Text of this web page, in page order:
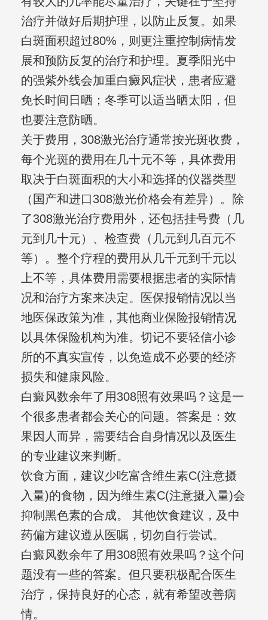
治疗并做好后期护理，以防止反复。如果
白斑面积超过80%，则更注重控制病情发
展和预防反复的治疗和护理。夏季阳光中
的强紫外线会加重白癜风症状，患者应避
免长时间日晒；冬季可以适当晒太阳，但
也要注意防晒。
关于费用，308激光治疗通常按光斑收费，
每个光斑的费用在几十元不等，具体费用
取决于白斑面积的大小和选择的仪器类型
（国产和进口308激光价格会有差异）。除
了308激光治疗费用外，还包括挂号费（几
元到几十元）、检查费（几元到几百元不
等）。整个疗程的费用从几千元到千元以
上不等，具体费用需要根据患者的实际情
况和治疗方案来决定。医保报销情况以当
地医保政策为准，其他商业保险报销情况
以具体保险机构为准。切记不要轻信小诊
所的不真实宣传，以免造成不必要的经济
损失和健康风险。
白癜风数余年了用308照有效果吗？这是一
个很多患者都会关心的问题。答案是：效
果因人而异，需要结合自身情况以及医生
的专业建议来判断。
饮食方面，建议少吃富含维生素C(注意摄
入量)的食物，因为维生素C(注意摄入量)会
抑制黑色素的合成。 其他饮食建议，及中
药偏方建议遵从医嘱，切勿自行尝试。
白癜风数余年了用308照有效果吗？这个问
题没有一些的答案。但只要积极配合医生
治疗，保持良好的心态，就有希望改善病
情。